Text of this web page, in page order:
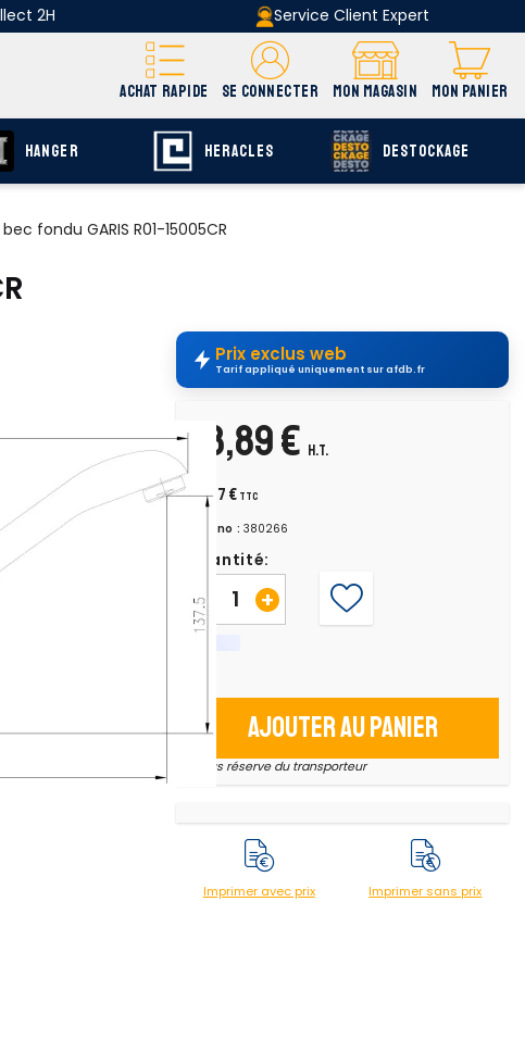
2H Service Client Expert
ACHAT RAPIDE SE CONNECTER MON MAGASIN MON PANIER
HANGER HERACLES DESTOCKAGE
fondu GARIS R01-15005CR
Prix exclus web
Tarif appliqué uniquement sur afdb.fr
58,89 € H.T.
70,67 € TTC
Chrono : 380266
Quantité:
+
-
Ajouter au panier
* sous réserve du transporteur
Imprimer avec prix Imprimer sans prix